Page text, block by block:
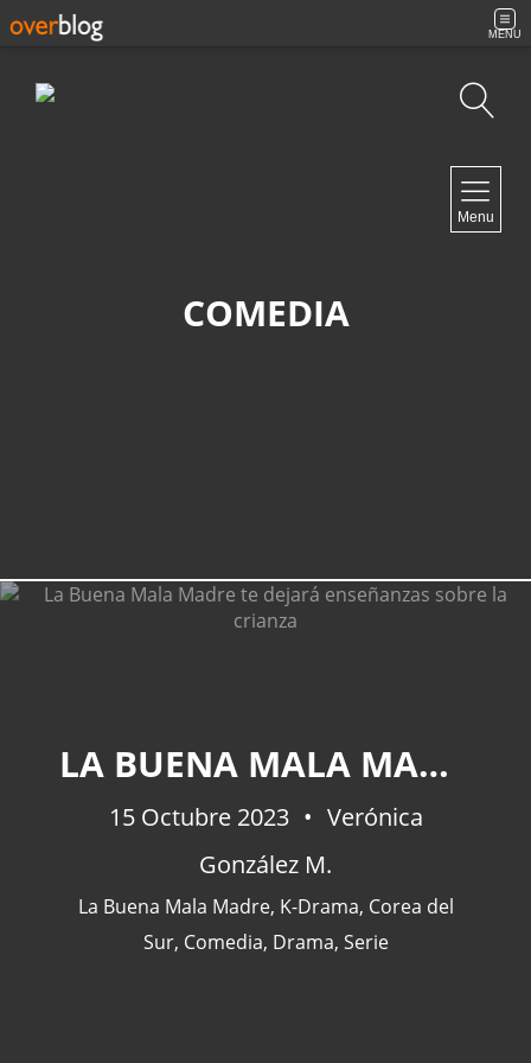
MENU
Menu
COMEDIA
LA BUENA MALA MADRE TE DEJARÁ ENSEÑANZAS SOBRE LA CRIANZA
15 Octubre 2023
Verónica
González M.
La Buena Mala Madre, K-Drama, Corea del
Sur, Comedia, Drama, Serie
Actualidad(227)
España(77)
Barcelona(47)
Venezuela(43)